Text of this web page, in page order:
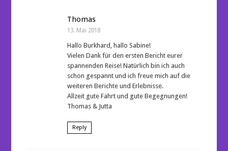
Thomas
13. Mai 2018
Hallo Burkhard, hallo Sabine!
Vielen Dank für den ersten Bericht eurer
spannenden Reise! Natürlich bin ich auch
schon gespannt und ich freue mich auf die
weiteren Berichte und Erlebnisse.
Allzeit gute Fahrt und gute Begegnungen!
Thomas & Jutta
Reply